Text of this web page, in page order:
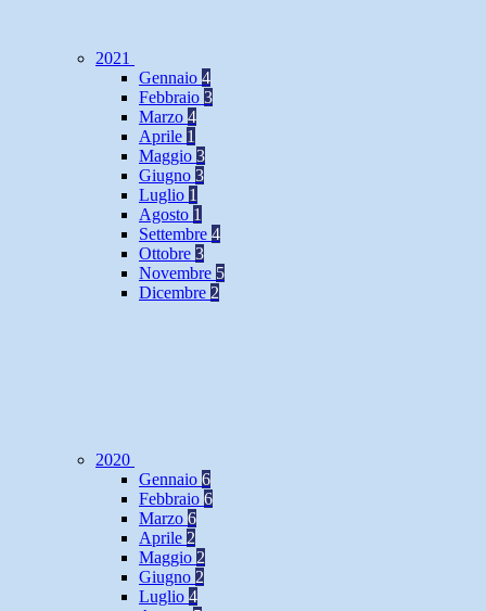
2021
Gennaio 4
Febbraio 3
Marzo 4
Aprile 1
Maggio 3
Giugno 3
Luglio 1
Agosto 1
Settembre 4
Ottobre 3
Novembre 5
Dicembre 2
2020
Gennaio 6
Febbraio 6
Marzo 6
Aprile 2
Maggio 2
Giugno 2
Luglio 4